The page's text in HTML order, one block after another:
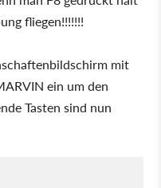
fliegen!!!!!!!
mit
ein um den
Tasten sind nun